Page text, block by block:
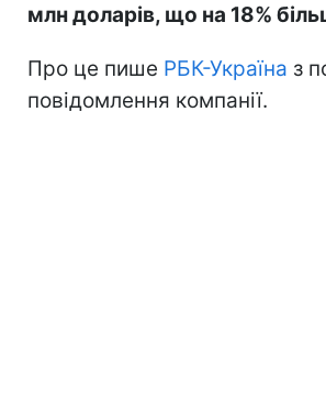
млн доларів, що на 18%
Про це пише РБК-Україна з
повідомлення компанії.